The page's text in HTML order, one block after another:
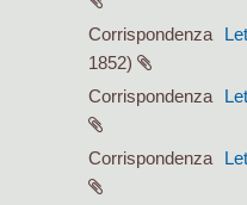
Corrispondenza
1852)
Corrispondenza
Corrispondenza